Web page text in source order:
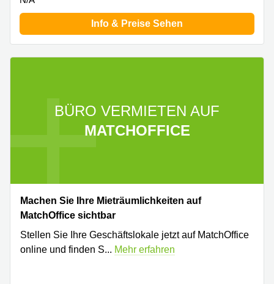
Info & Preise Sehen
BÜRO VERMIETEN AUF
MATCHOFFICE
Machen Sie Ihre Mieträumlichkeiten auf
MatchOffice sichtbar
Stellen Sie Ihre Geschäftslokale jetzt auf MatchOffice
online und finden S... Mehr erfahren